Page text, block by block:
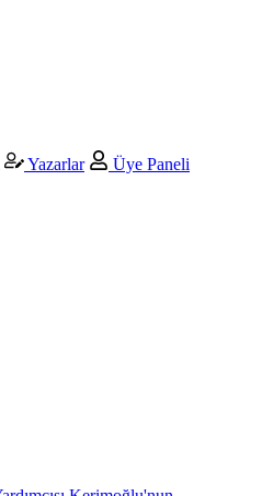
Yazarlar
Üye Paneli